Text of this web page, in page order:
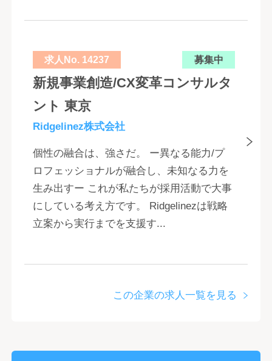
求人No. 14237 募集中
新規事業創造/CX変革コンサルタ
ント 東京
Ridgelinez株式会社
個性の融合は、強さだ。 ー異なる能力/プ
ロフェッショナルが融合し、未知なる力を
生み出すー これが私たちが採用活動で大事
にしている考え方です。 Ridgelinezは戦略
立案から実行までを支援す...
この企業の求人一覧を見る